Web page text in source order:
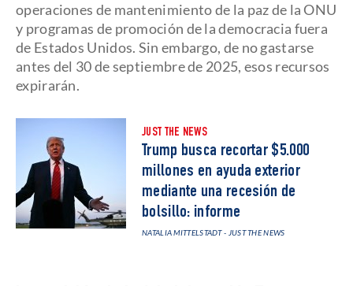
operaciones de mantenimiento de la paz de la ONU
y programas de promoción de la democracia fuera
de Estados Unidos. Sin embargo, de no gastarse
antes del 30 de septiembre de 2025, esos recursos
expirarán.
JUST THE NEWS
Trump busca recortar $5.000
millones en ayuda exterior
mediante una recesión de
bolsillo: informe
NATALIA MITTELSTADT - JUST THE NEWS